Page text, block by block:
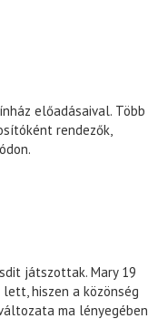
előadásaival. Több
rendezők,
játszottak. Mary 19
hiszen a közönség
ma lényegében